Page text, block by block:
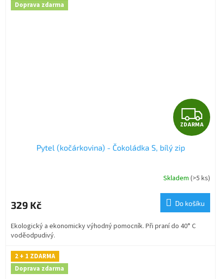
Doprava zdarma
Z
D
R
M
A
ZDARMA
Pytel (kočárkovina) - Čokoládka S, bílý zip
Skladem (>5 ks)
329 Kč Do košíku
Ekologický a ekonomicky výhodný pomocník. Při praní do 40° C
voděodpudivý.
2 + 1 ZDARMA
Doprava zdarma